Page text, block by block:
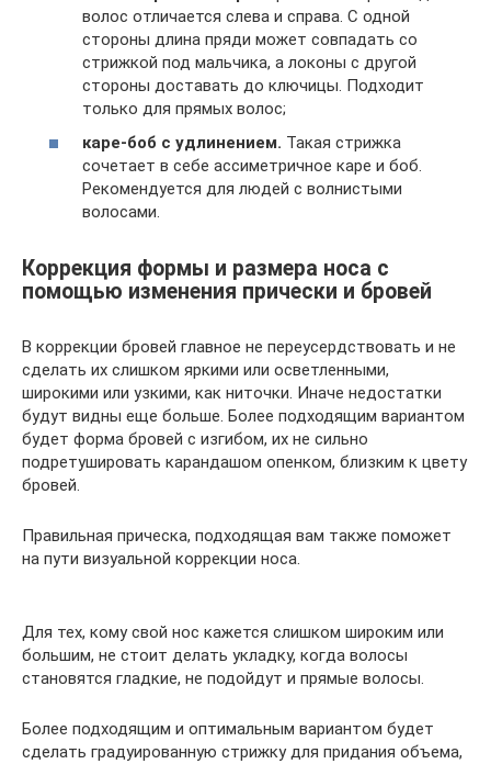
волос отличается слева и справа. С одной
стороны длина пряди может совпадать со
стрижкой под мальчика, а локоны с другой
стороны доставать до ключицы. Подходит
только для прямых волос;
каре-боб с удлинением. Такая стрижка
сочетает в себе ассиметричное каре и боб.
Рекомендуется для людей с волнистыми
волосами.
Коррекция формы и размера носа с
помощью изменения прически и бровей
В коррекции бровей главное не переусердствовать и не
сделать их слишком яркими или осветленными,
широкими или узкими, как ниточки. Иначе недостатки
будут видны еще больше. Более подходящим вариантом
будет форма бровей с изгибом, их не сильно
подретушировать карандашом опенком, близким к цвету
бровей.
Правильная прическа, подходящая вам также поможет
на пути визуальной коррекции носа.
Для тех, кому свой нос кажется слишком широким или
большим, не стоит делать укладку, когда волосы
становятся гладкие, не подойдут и прямые волосы.
Более подходящим и оптимальным вариантом будет
сделать градуированную стрижку для придания объема,